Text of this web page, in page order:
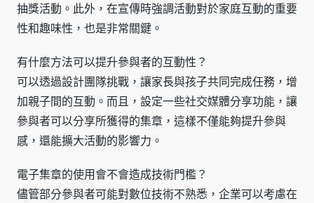
抽獎活動。此外，在宣傳時強調活動對於家庭互動的重要
性和趣味性，也是非常關鍵。
有什麼方法可以提升參與者的互動性？
可以透過設計團隊挑戰，讓家長與孩子共同完成任務，增
加親子間的互動。而且，設定一些社交媒體分享功能，讓
參與者可以分享所獲得的集章，這樣不僅能夠提升參與
感，還能擴大活動的影響力。
電子集章的使用會不會造成技術門檻？
儘管部分參與者可能對數位技術不熟悉，企業可以考慮在